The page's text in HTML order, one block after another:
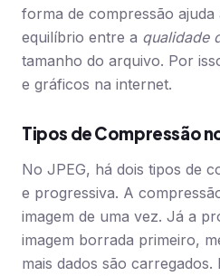
forma de compressão
equilíbrio entre a qualidade
tamanho do arquivo. Por
e gráficos na internet.
Tipos de Compressão
No JPEG, há dois tipos de
e progressiva. A
imagem de uma vez. Já a
imagem borrada primeiro,
mais dados são